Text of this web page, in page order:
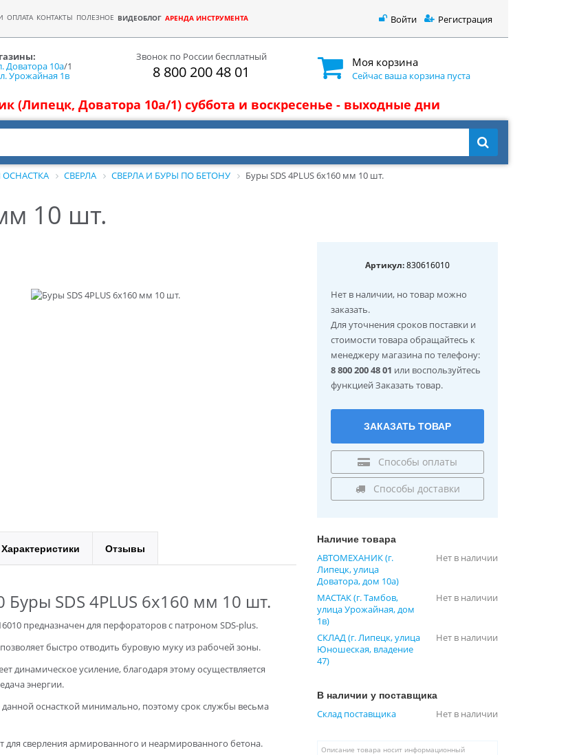
ОПЛАТА КОНТАКТЫ ПОЛЕЗНОЕ ВИДЕОБЛОГ АРЕНДА ИНСТРУМЕНТА Войти Регистрация
Доватора 10а/1
Урожайная 1в
Звонок по России бесплатный
8 800 200 48 01
Моя корзина
Сейчас ваша корзина пуста
(Липецк, Доватора 10а/1) суббота и воскресенье - выходные дни
СВЕРЛА СВЕРЛА И БУРЫ ПО БЕТОНУ Буры SDS 4PLUS 6x160 мм 10 шт.
10 шт.
Артикул:830616010
Нет в наличии, но товар можно
заказать.
Для уточнения сроков поставки и
стоимости товара обращайтесь к
менеджеру магазина по телефону:
8 800 200 48 01 или воспользуйтесь
функцией Заказать товар.
ЗАКАЗАТЬ ТОВАР
Способы оплаты
Способы доставки
Характеристики Отзывы
Буры SDS 4PLUS 6x160 мм 10 шт.
предназначен для перфораторов с патроном SDS-plus.
быстро отводить буровую муку из рабочей зоны.
динамическое усиление, благодаря этому осуществляется
энергии.
оснасткой минимально, поэтому срок службы весьма
для сверления армированного и неармированного бетона.
Наличие товара
АВТОМЕХАНИК (г.
Липецк, улица
Доватора, дом 10а)
Нет в наличии
МАСТАК (г. Тамбов,
улица Урожайная, дом
1в)
Нет в наличии
СКЛАД (г. Липецк, улица
Юношеская, владение
47)
Нет в наличии
В наличии у поставщика
Склад поставщика Нет в наличии
Описание товара носит информационный